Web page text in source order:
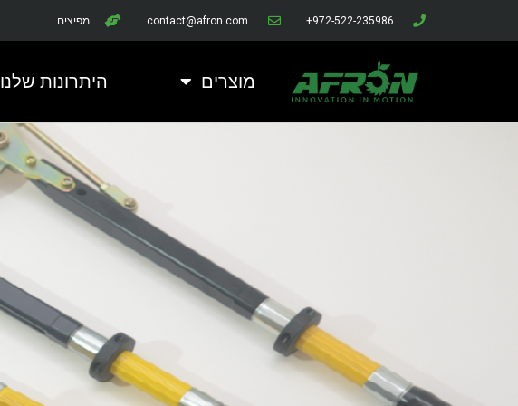
972-522-235986+
contact@afron.com מפיצים
מוצרים היתרונות שלנו